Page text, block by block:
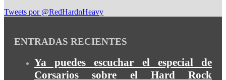
Tweets por @RedHardnHeavy
ENTRADAS RECIENTES
Ya puedes escuchar el especial de
Corsarios sobre el Hard Rock